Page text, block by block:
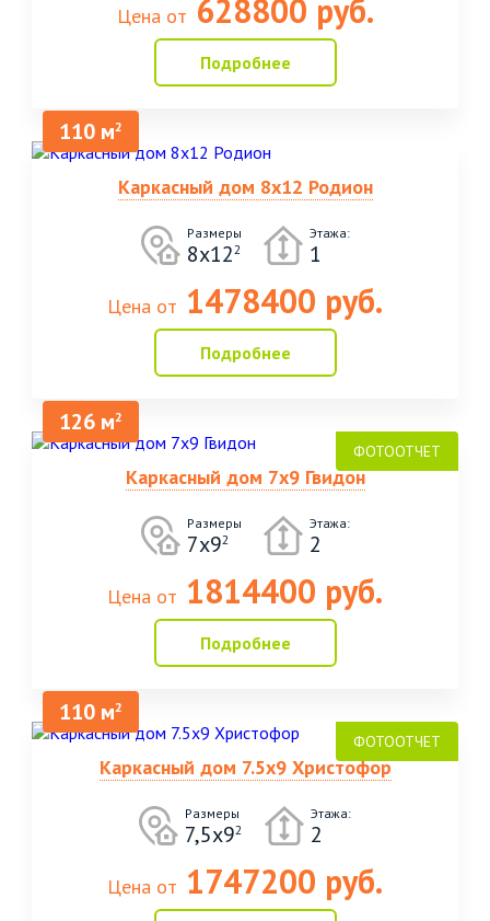
Цена от 628800 руб.
Подробнее
110 м2
Каркасный дом 8х12 Родион
Размеры
8х122
Этажа:
1
Цена от 1478400 руб.
Подробнее
126 м2
Каркасный дом 7х9 Гвидон
Размеры
7х92
Этажа:
2
Цена от 1814400 руб.
Подробнее
110 м2
Каркасный дом 7.5х9 Христофор
Размеры
7,5х92
Этажа:
2
Цена от 1747200 руб.